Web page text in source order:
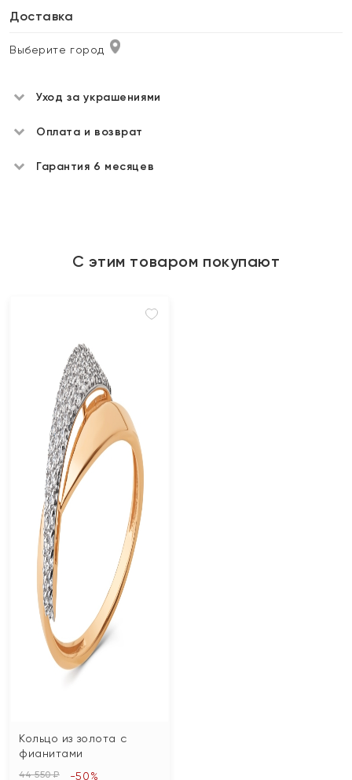
Доставка
Выберите город
Уход за украшениями
Оплата и возврат
Гарантия 6 месяцев
С этим товаром покупают
Кольцо из золота с
фианитами
44 550 ₽ -50%